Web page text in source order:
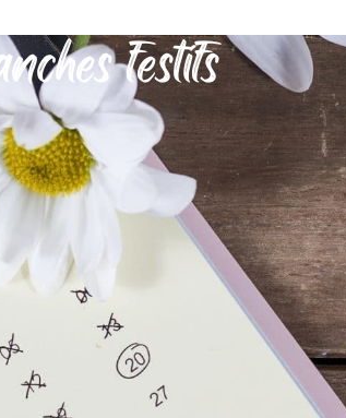
DÉCOUVRIR SÉRIGNAN
MES DÉMARCHES
festifs